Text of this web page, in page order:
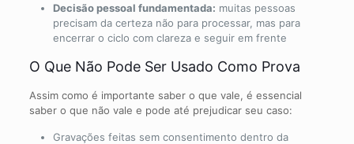
Decisão pessoal fundamentada: muitas pessoas
precisam da certeza não para processar, mas para
encerrar o ciclo com clareza e seguir em frente
O Que Não Pode Ser Usado Como Prova
Assim como é importante saber o que vale, é essencial
saber o que não vale e pode até prejudicar seu caso:
Gravações feitas sem consentimento dentro da